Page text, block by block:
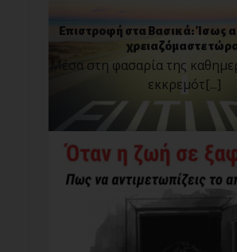
Επιστροφή στα Βασικά: Ίσως
χρειαζόμαστε
Μέσα στη φασαρία της
εκκρεμότ[...]